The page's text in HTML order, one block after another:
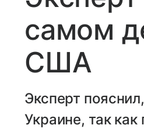
самом
США
Эксперт
Украине, так как